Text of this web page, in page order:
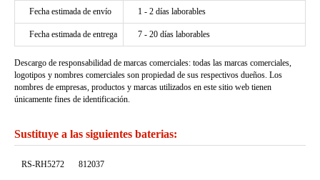
Fecha estimada de envío 1 - 2 días laborables
Fecha estimada de entrega 7 - 20 días laborables
Descargo de responsabilidad de marcas comerciales: todas las marcas comerciales,
logotipos y nombres comerciales son propiedad de sus respectivos dueños. Los
nombres de empresas, productos y marcas utilizados en este sitio web tienen
únicamente fines de identificación.
Sustituye a las siguientes baterias:
RS-RH5272 812037